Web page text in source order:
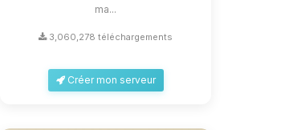
ma...
3,060,278 téléchargements
Créer mon serveur